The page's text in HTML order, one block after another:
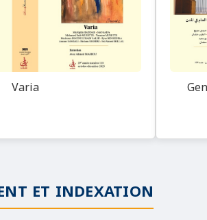
Varia
ET INDEXATION